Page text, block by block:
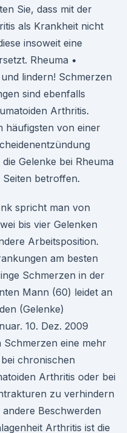
Sie, dass mit der
als Krankheit nicht
insoweit eine
Rheuma •
lindern! Schmerzen
sind ebenfalls
Arthritis.
häufigsten von einer
Gelenke bei Rheuma
betroffen.
spricht man von
bis vier Gelenken
Arbeitsposition.
am besten
Schmerzen in der
Mann (60) leidet an
(Gelenke)
10. Dez. 2009
Schmerzen eine mehr
chronischen
Arthritis oder bei
zu verhindern
Beschwerden
Arthritis ist die